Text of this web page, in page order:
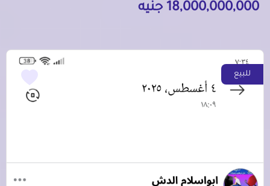
18,000,000,000 جنيه
للبيع